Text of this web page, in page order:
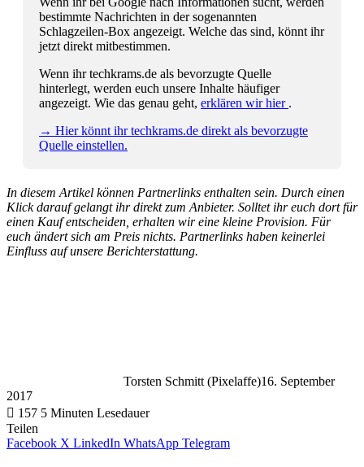
bestimmte Nachrichten in der sogenannten
Schlagzeilen-Box angezeigt. Welche das sind, könnt ihr
jetzt direkt mitbestimmen.
Wenn ihr techkrams.de als bevorzugte Quelle
hinterlegt, werden euch unsere Inhalte häufiger
angezeigt. Wie das genau geht, erklären wir hier .
→ Hier könnt ihr techkrams.de direkt als bevorzugte
Quelle einstellen.
In diesem Artikel können Partnerlinks enthalten sein. Durch einen
Klick darauf gelangt ihr direkt zum Anbieter. Solltet ihr euch dort für
einen Kauf entscheiden, erhalten wir eine kleine Provision. Für
euch ändert sich am Preis nichts. Partnerlinks haben keinerlei
Einfluss auf unsere Berichterstattung.
Torsten Schmitt (Pixelaffe)16. September
2017
157 5 Minuten Lesedauer
Teilen
Facebook X LinkedIn WhatsApp Telegram